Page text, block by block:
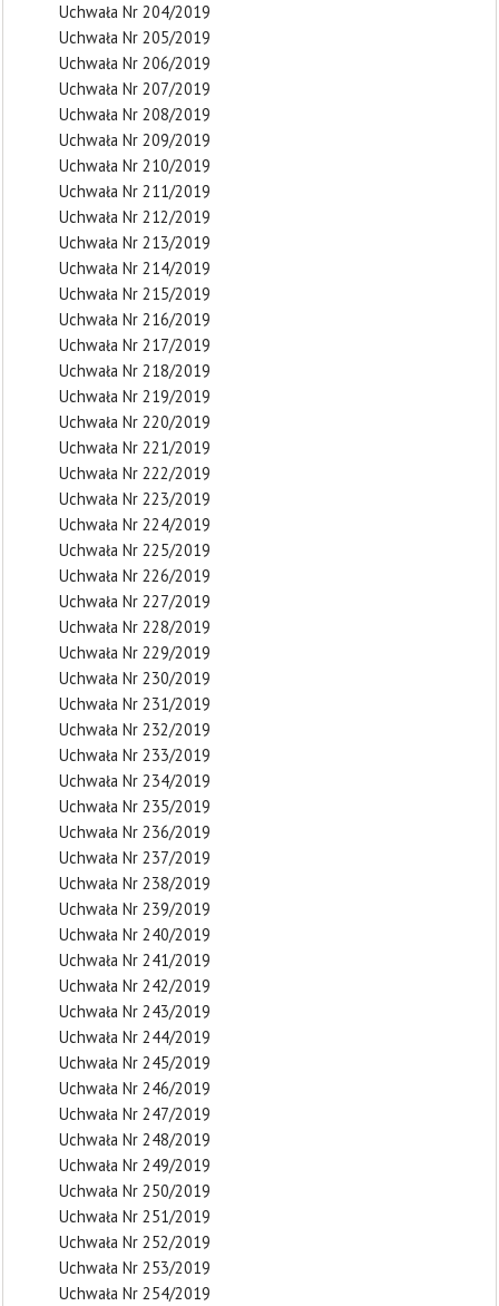
Uchwała Nr 204/2019
Uchwała Nr 205/2019
Uchwała Nr 206/2019
Uchwała Nr 207/2019
Uchwała Nr 208/2019
Uchwała Nr 209/2019
Uchwała Nr 210/2019
Uchwała Nr 211/2019
Uchwała Nr 212/2019
Uchwała Nr 213/2019
Uchwała Nr 214/2019
Uchwała Nr 215/2019
Uchwała Nr 216/2019
Uchwała Nr 217/2019
Uchwała Nr 218/2019
Uchwała Nr 219/2019
Uchwała Nr 220/2019
Uchwała Nr 221/2019
Uchwała Nr 222/2019
Uchwała Nr 223/2019
Uchwała Nr 224/2019
Uchwała Nr 225/2019
Uchwała Nr 226/2019
Uchwała Nr 227/2019
Uchwała Nr 228/2019
Uchwała Nr 229/2019
Uchwała Nr 230/2019
Uchwała Nr 231/2019
Uchwała Nr 232/2019
Uchwała Nr 233/2019
Uchwała Nr 234/2019
Uchwała Nr 235/2019
Uchwała Nr 236/2019
Uchwała Nr 237/2019
Uchwała Nr 238/2019
Uchwała Nr 239/2019
Uchwała Nr 240/2019
Uchwała Nr 241/2019
Uchwała Nr 242/2019
Uchwała Nr 243/2019
Uchwała Nr 244/2019
Uchwała Nr 245/2019
Uchwała Nr 246/2019
Uchwała Nr 247/2019
Uchwała Nr 248/2019
Uchwała Nr 249/2019
Uchwała Nr 250/2019
Uchwała Nr 251/2019
Uchwała Nr 252/2019
Uchwała Nr 253/2019
Uchwała Nr 254/2019